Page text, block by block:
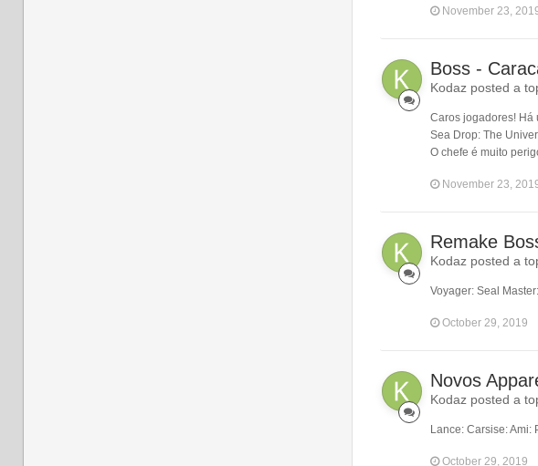
November 23,
Boss -
Kodaz posted a
Caros jogadores! Há
Sea Drop: The
O chefe é muito
November 23,
Remake
Kodaz posted a
Voyager: Seal
October 29, 2019
Novos
Kodaz posted a
Lance: Carsise: Ami:
October 29, 2019